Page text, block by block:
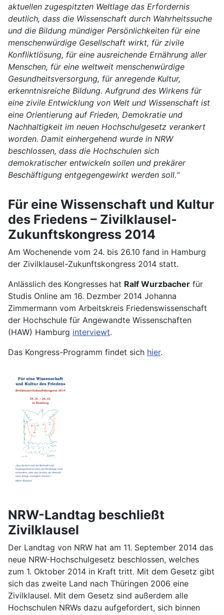
aktuellen zugespitzten Weltlage das Erfordernis
deutlich, dass die Wissenschaft durch Wahrheitssuche
und die Bildung mündiger Persönlichkeiten für eine
menschenwürdige Gesellschaft wirkt, für zivile
Konfliktlösung, für eine ausreichende Ernährung aller
Menschen, für eine weltweit menschenwürdige
Gesundheitsversorgung, für anregende Kultur,
erkenntnisreiche Bildung. Aufgrund des Wirkens für
eine zivile Entwicklung von Welt und Wissenschaft ist
eine Orientierung auf Frieden, Demokratie und
Nachhaltigkeit im neuen Hochschulgesetz verankert
worden. Damit einhergehend wurde in NRW
beschlossen, dass die Hochschulen sich
demokratischer entwickeln sollen und prekärer
Beschäftigung entgegengewirkt werden soll.“
Für eine Wissenschaft und Kultur
des Friedens – Zivilklausel-
Zukunftskongress 2014
Am Wochenende vom 24. bis 26.10 fand in Hamburg
der Zivilklausel-Zukunftskongress 2014 statt.
Anlässlich des Kongresses hat Ralf Wurzbacher für
Studis Online am 16. Dezmber 2014 Johanna
Zimmermann vom Arbeitskreis Friedenswissenschaft
der Hochschule für Angewandte Wissenschaften
(HAW) Hamburg interviewt.
Das Kongress-Programm findet sich hier.
NRW-Landtag beschließt
Zivilklausel
Der Landtag von NRW hat am 11. September 2014 das
neue NRW-Hochschulgesetz beschlossen, welches
zum 1. Oktober 2014 in Kraft tritt. Mit dem Gesetz gibt
sich das zweite Land nach Thüringen 2006 eine
Zivilklausel. Mit dem Gesetz sind außerdem alle
Hochschulen NRWs dazu aufgefordert, sich binnen